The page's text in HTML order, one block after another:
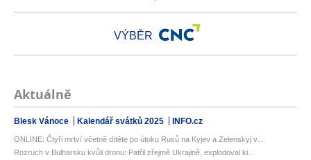
VÝBĚR
Aktuálně
Blesk Vánoce Kalendář svátků 2025 INFO.cz
ONLINE: Čtyři mrtví včetně dítěte po útoku Rusů na Kyjev a Zelenskyj v...
Rozruch v Bulharsku kvůli dronu: Patřil zřejmě Ukrajině, explodoval ki...